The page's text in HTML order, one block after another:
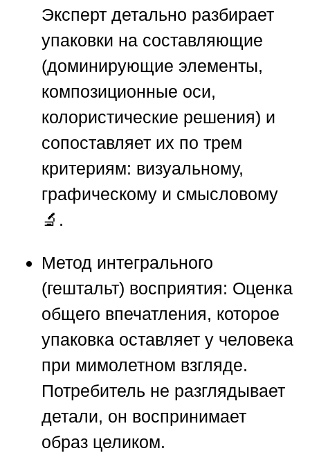
Эксперт детально разбирает
упаковки на составляющие
(доминирующие элементы,
композиционные оси,
колористические решения) и
сопоставляет их по трем
критериям: визуальному,
графическому и смысловому
🔬.
Метод интегрального
(гештальт) восприятия: Оценка
общего впечатления, которое
упаковка оставляет у человека
при мимолетном взгляде.
Потребитель не разглядывает
детали, он воспринимает
образ целиком.